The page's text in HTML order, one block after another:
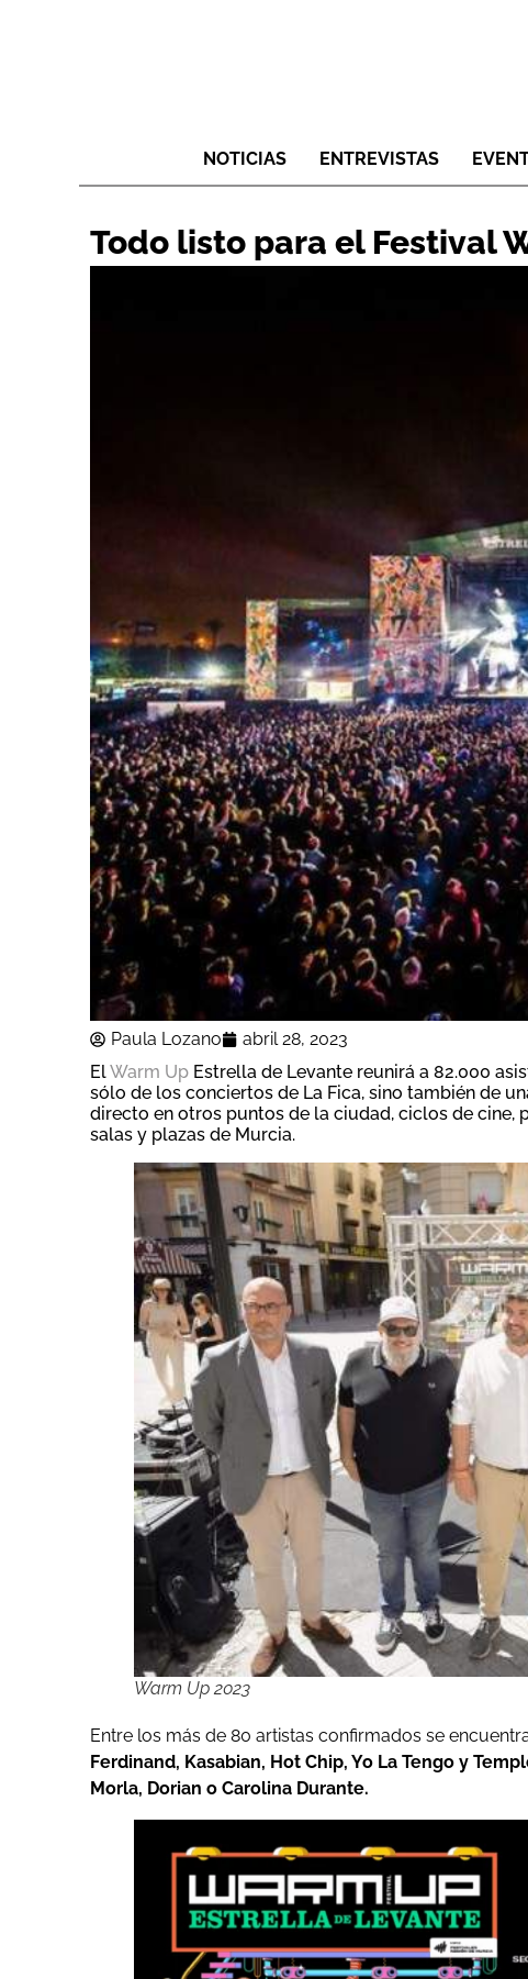
NOTICIAS ENTREVISTAS
Todo listo para el Festival
Paula Lozano
abril 28, 2023
ElWarm Up Estrella de Levante reunirá a 82.000
sólo de los conciertos de La Fica, sino también de
directo en otros puntos de la ciudad, ciclos de cine,
salas y plazas de Murcia.
Warm Up 2023
Entre los más de 80 artistas confirmados se
Ferdinand, Kasabian, Hot Chip, Yo La Tengo y
Morla, Dorian o Carolina Durante.